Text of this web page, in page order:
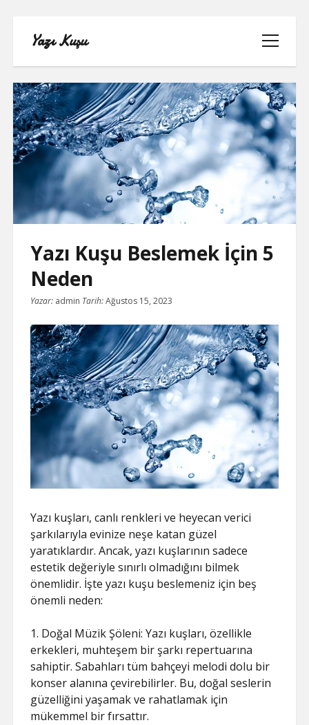
Yazı Kuşu
menüyü
aç
IGTV IZLENME YÜKSELTME PARASIZ
INSTAGRAM BEĞENI KASMA
INSTAGRAM BOT TAKIPÇI BASMA
LISTE
SAYFA LISTESI
Yazı Kuşu Beslemek İçin 5
Neden
Yazar: admin Tarih:Ağustos 15, 2023
Yazı kuşları, canlı renkleri ve heyecan verici
şarkılarıyla evinize neşe katan güzel
yaratıklardır. Ancak, yazı kuşlarının sadece
estetik değeriyle sınırlı olmadığını bilmek
önemlidir. İşte yazı kuşu beslemeniz için beş
önemli neden:
1. Doğal Müzik Şöleni: Yazı kuşları, özellikle
erkekleri, muhteşem bir şarkı repertuarına
sahiptir. Sabahları tüm bahçeyi melodi dolu bir
konser alanına çevirebilirler. Bu, doğal seslerin
güzelliğini yaşamak ve rahatlamak için
mükemmel bir fırsattır.